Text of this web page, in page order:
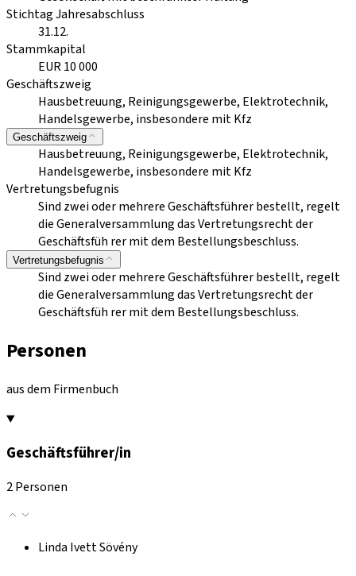
Stichtag Jahresabschluss
31.12.
Stammkapital
EUR 10 000
Geschäftszweig
Hausbetreuung, Reinigungsgewerbe, Elektrotechnik,
Handelsgewerbe, insbesondere mit Kfz
Geschäftszweig
Hausbetreuung, Reinigungsgewerbe, Elektrotechnik,
Handelsgewerbe, insbesondere mit Kfz
Vertretungsbefugnis
Sind zwei oder mehrere Geschäftsführer bestellt, regelt
die Generalversammlung das Vertretungsrecht der
Geschäftsfüh rer mit dem Bestellungsbeschluss.
Vertretungsbefugnis
Sind zwei oder mehrere Geschäftsführer bestellt, regelt
die Generalversammlung das Vertretungsrecht der
Geschäftsfüh rer mit dem Bestellungsbeschluss.
Personen
aus dem Firmenbuch
Geschäftsführer/in
2 Personen
Linda Ivett Sövény